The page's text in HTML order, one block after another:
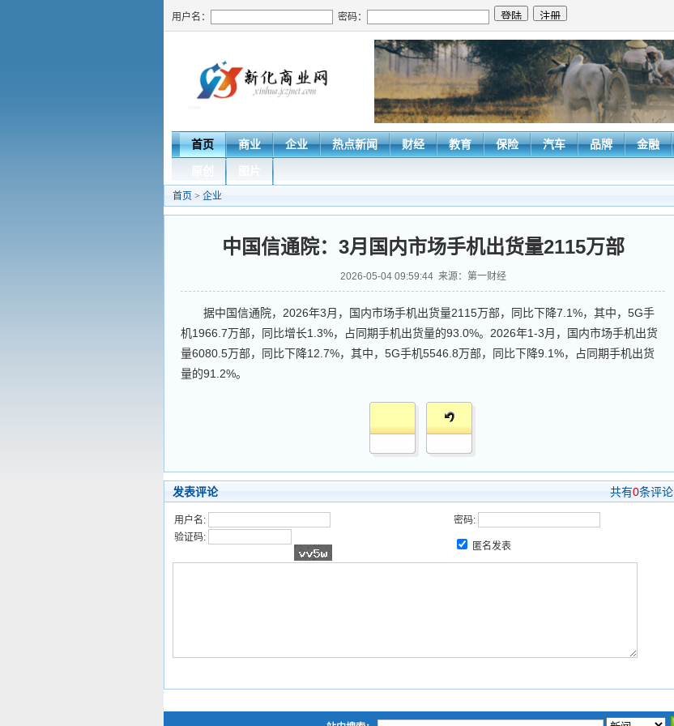
用户名： 密码：
首页 商业 企业 热点新闻 财经 教育 保险 汽车 品牌 金融
原创 图片
首页 > 企业
中国信通院：3月国内市场手机出货量2115万部
2026-05-04 09:59:44 来源：第一财经
据中国信通院，2026年3月，国内市场手机出货量2115万部，同比下降7.1%，其中，5G手
机1966.7万部，同比增长1.3%，占同期手机出货量的93.0%。2026年1-3月，国内市场手机出货
量6080.5万部，同比下降12.7%，其中，5G手机5546.8万部，同比下降9.1%，占同期手机出货
量的91.2%。
发表评论 共有0条评论
用户名:
密码:
验证码:
匿名发表